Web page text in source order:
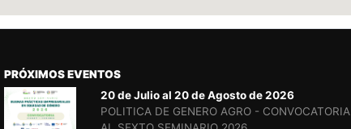
PRÓXIMOS EVENTOS
20 de Julio al 20 de Agosto de 2026
POLITICA DE GENERO AGRO - CONVOCATORIA